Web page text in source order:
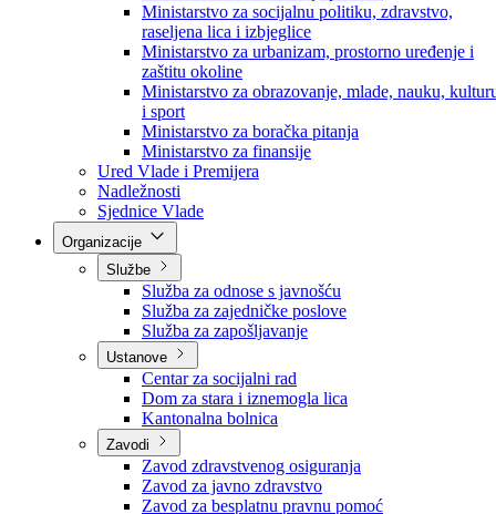
Ministarstvo za privredu
Ministarstvo za pravosuđe, upravu i radne odnose
Ministarstvo za unutrašnje poslove
Ministarstvo za socijalnu politiku, zdravstvo,
raseljena lica i izbjeglice
Ministarstvo za urbanizam, prostorno uređenje i
zaštitu okoline
Ministarstvo za obrazovanje, mlade, nauku,
i sport
Ministarstvo za boračka pitanja
Ministarstvo za finansije
Ured Vlade i Premijera
Nadležnosti
Sjednice Vlade
Službe
Služba za odnose s javnošću
Služba za zajedničke poslove
Služba za zapošljavanje
Ustanove
Centar za socijalni rad
Dom za stara i iznemogla lica
Kantonalna bolnica
Zavodi